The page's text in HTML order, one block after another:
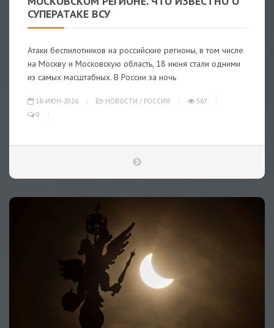
СУПЕРАТАКЕ ВСУ
Атаки беспилотников на российские регионы, в том числе
на Москву и Московскую область, 18 июня стали одними
из самых масштабных. В России за ночь
18-ИЮН-2026 НОВОСТИ / РОССИЯ
567
0